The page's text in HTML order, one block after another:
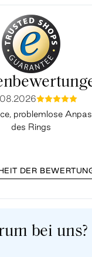
mmmmm
problemlose
des Rings
DER
bei uns?